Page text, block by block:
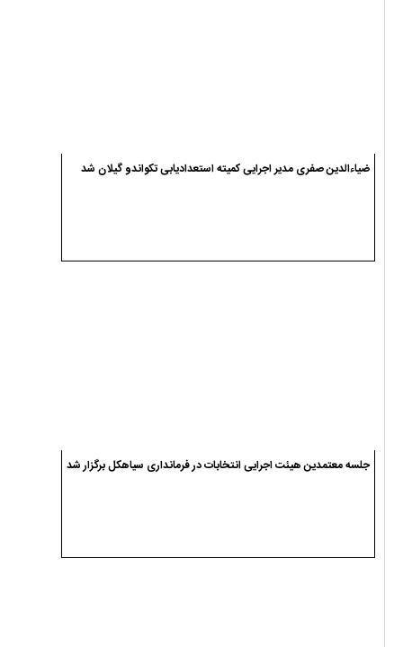
ضیاءالدین صفری مدیر اجرایی کمیته استعدادیابی تکواندو گیلان شد
جلسه معتمدین هیئت اجرایی انتخابات در فرمانداری سیاهکل برگزار شد